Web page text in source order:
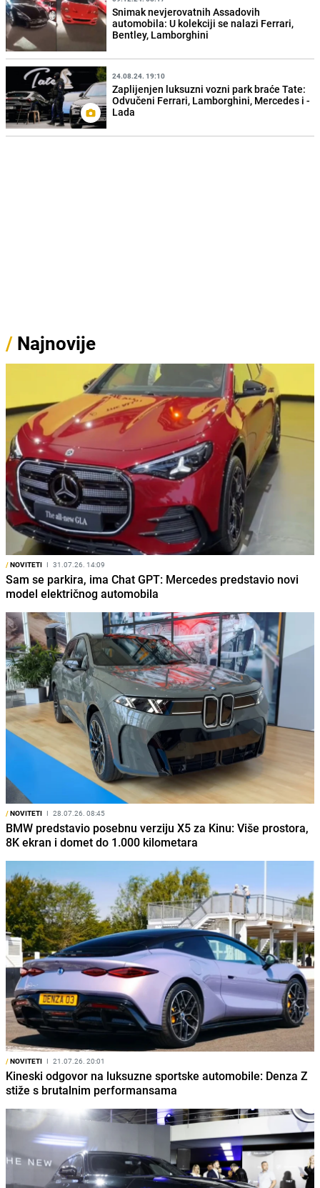
Snimak nevjerovatnih Assadovih
automobila: U kolekciji se nalazi Ferrari,
Bentley, Lamborghini
24.08.24. 19:10
Zaplijenjen luksuzni vozni park braće Tate:
Odvučeni Ferrari, Lamborghini, Mercedes i -
Lada
/ Najnovije
/NOVITETI I 31.07.26. 14:09
Sam se parkira, ima Chat GPT: Mercedes predstavio novi
model električnog automobila
/NOVITETI I 28.07.26. 08:45
BMW predstavio posebnu verziju X5 za Kinu: Više prostora,
8K ekran i domet do 1.000 kilometara
/NOVITETI I 21.07.26. 20:01
Kineski odgovor na luksuzne sportske automobile: Denza Z
stiže s brutalnim performansama